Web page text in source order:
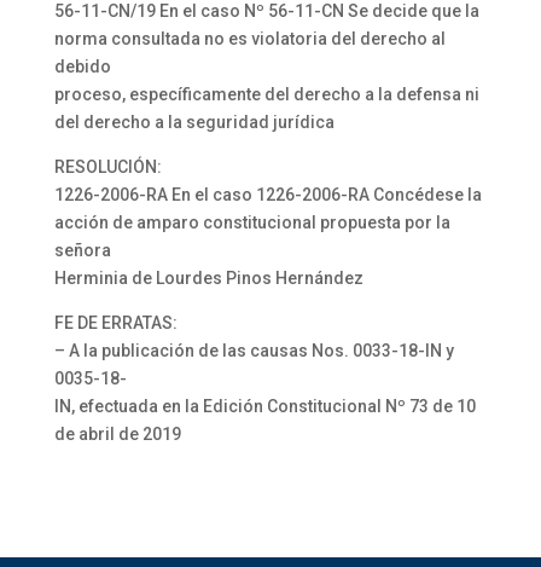
56-11-CN/19 En el caso Nº 56-11-CN Se decide que la
norma consultada no es violatoria del derecho al
debido
proceso, específicamente del derecho a la defensa ni
del derecho a la seguridad jurídica
RESOLUCIÓN:
1226-2006-RA En el caso 1226-2006-RA Concédese la
acción de amparo constitucional propuesta por la
señora
Herminia de Lourdes Pinos Hernández
FE DE ERRATAS:
– A la publicación de las causas Nos. 0033-18-IN y
0035-18-
IN, efectuada en la Edición Constitucional Nº 73 de 10
de abril de 2019